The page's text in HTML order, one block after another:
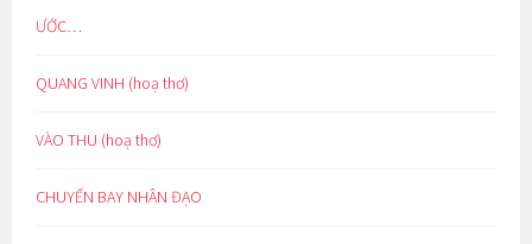
ƯỚC…
QUANG VINH (hoạ thơ)
VÀO THU (hoạ thơ)
CHUYẾN BAY NHÂN ĐẠO